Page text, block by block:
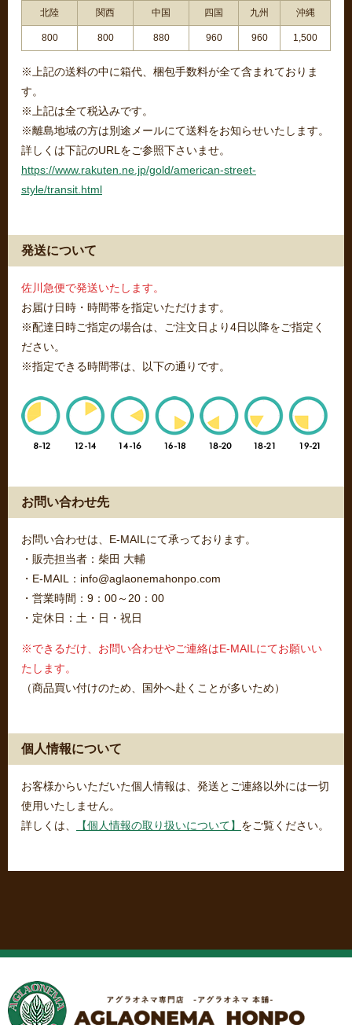
北陸 関西 中国 四国 九州 沖縄
800 800 880 960 960 1,500
※上記の送料の中に箱代、梱包手数料が全て含まれておりま
す。
※上記は全て税込みです。
※離島地域の方は別途メールにて送料をお知らせいたします。
詳しくは下記のURLをご参照下さいませ。
https://www.rakuten.ne.jp/gold/american-street-
style/transit.html
発送について
佐川急便で発送いたします。
お届け日時・時間帯を指定いただけます。
※配達日時ご指定の場合は、ご注文日より4日以降をご指定く
ださい。
※指定できる時間帯は、以下の通りです。
お問い合わせ先
お問い合わせは、E-MAILにて承っております。
・販売担当者：柴田 大輔
・E-MAIL：info@aglaonemahonpo.com
・営業時間：9：00～20：00
・定休日：土・日・祝日
※できるだけ、お問い合わせやご連絡はE-MAILにてお願いい
たします。
（商品買い付けのため、国外へ赴くことが多いため）
個人情報について
お客様からいただいた個人情報は、発送とご連絡以外には一切
使用いたしません。
詳しくは、
【個人情報の取り扱いについて】 をご覧ください。